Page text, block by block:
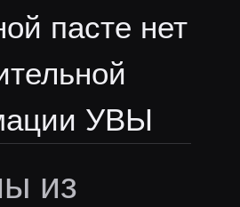
пасте нет
УВЫ
из